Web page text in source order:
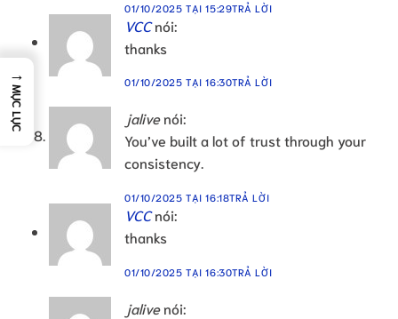
01/10/2025 TẠI 15:29TRẢ LỜI
VCC nói:
thanks
01/10/2025 TẠI 16:30TRẢ LỜI
jalive nói:
You’ve built a lot of trust through your
consistency.
01/10/2025 TẠI 16:18TRẢ LỜI
VCC nói:
thanks
01/10/2025 TẠI 16:30TRẢ LỜI
jalive nói:
→
MỤC LỤC